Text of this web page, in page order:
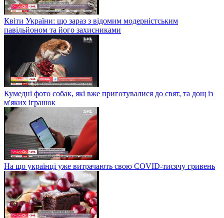
Квіти України: що зараз з відомим модерністським
павільйоном та його захисниками
Кумедні фото собак, які вже приготувалися до свят, та дощ із
м'яких іграшок
На що українці уже витрачають свою COVID-тисячу гривень